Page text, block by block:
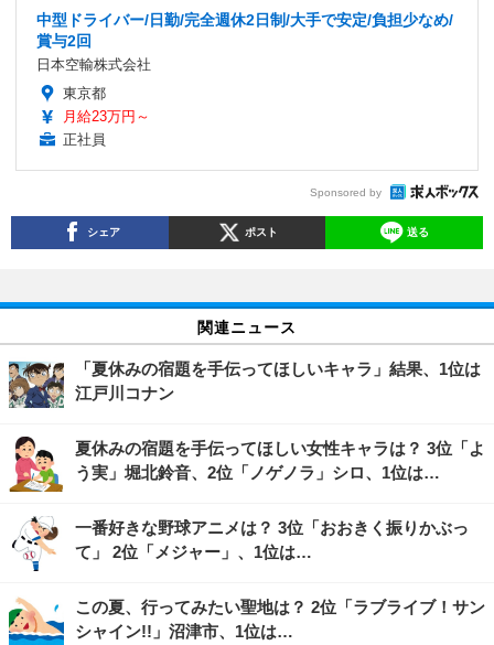
中型ドライバー/日勤/完全週休2日制/大手で安定/負担少なめ/
賞与2回
日本空輸株式会社
東京都
月給23万円～
正社員
Sponsored by
シェア ポスト 送る
関連ニュース
「夏休みの宿題を手伝ってほしいキャラ」結果、1位は
江戸川コナン
夏休みの宿題を手伝ってほしい女性キャラは？ 3位「よ
う実」堀北鈴音、2位「ノゲノラ」シロ、1位は…
一番好きな野球アニメは？ 3位「おおきく振りかぶっ
て」 2位「メジャー」、1位は…
この夏、行ってみたい聖地は？ 2位「ラブライブ！サン
シャイン!!」沼津市、1位は…